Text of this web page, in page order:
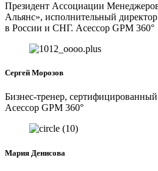
Президент Ассоциации
Альянс», исполнительный
в России и СНГ. Асессор GPM 360°
Сергей Морозов
Бизнес-тренер,
Асессор GPM 360°
Мария Денисова